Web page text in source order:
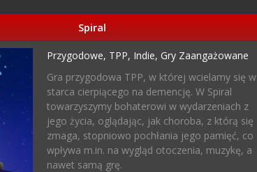
Spiral
Przygodowe, TPP, Indie, Gry Zaangażowane
Gra przygodowa TPP, w której wcielamy się w
starca cierpiącego na demencję. W Spiral
towarzyszymy bohaterowi w wydarzeniach z
jego życia, oglądając, jak choroba, z którą się
zmaga, stopniowo pochłania jego pamięć, co
wpływa m.in. na wygląd otoczenia, muzykę, a
nawet samą grę.